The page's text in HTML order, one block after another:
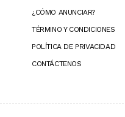
¿CÓMO ANUNCIAR?
TÉRMINO Y CONDICIONES
POLÍTICA DE PRIVACIDAD
CONTÁCTENOS